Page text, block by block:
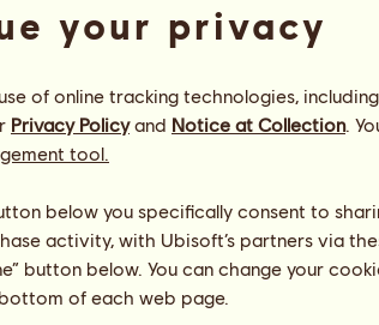
100 %
100 %
2255.85
6464.27
your privacy
of online tracking technologies,
Privacy Policyand Notice at Collection.
tool.
below you specifically consent to
activity, with Ubisoft’s partners via
button below. You can change your
of each web page.